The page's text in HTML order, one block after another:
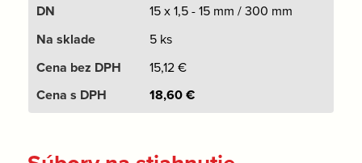
15 x 1,5 - 15 mm / 300 mm
5 ks
15,12€
18,60€